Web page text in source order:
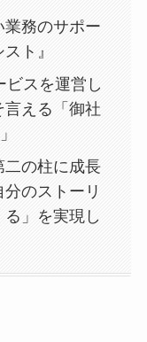
務のサポー
ト』
ビスを運営し
える「御社
二の柱に成長
のストーリ
」を実現し